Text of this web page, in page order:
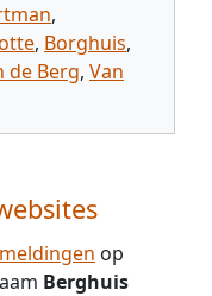
,
, Borghuis,
de Berg, Van
op
Berghuis